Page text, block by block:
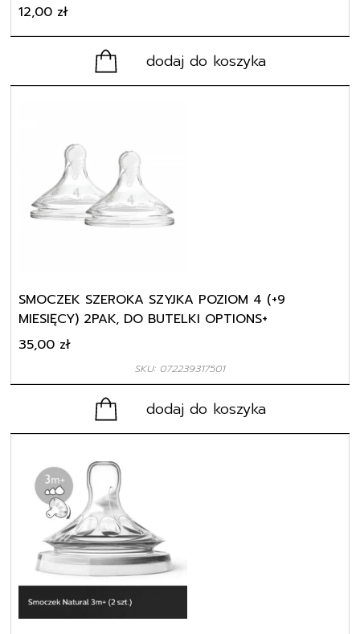
12,00 zł
dodaj do koszyka
SMOCZEK SZEROKA SZYJKA POZIOM 4 (+9
MIESIĘCY) 2PAK, DO BUTELKI OPTIONS+
SKU: 072239317501
35,00 zł
dodaj do koszyka